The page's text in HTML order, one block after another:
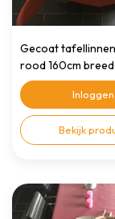
Gecoat
rood 160cm breed
Inloggen
Bekijk